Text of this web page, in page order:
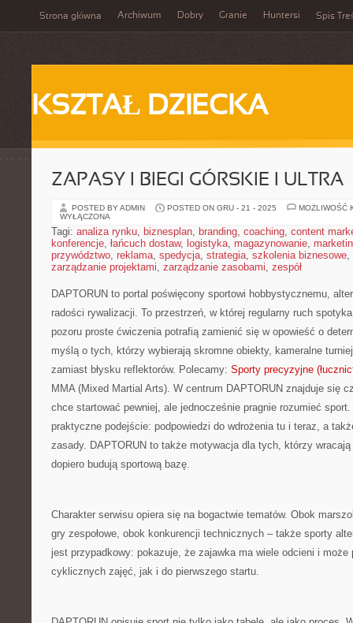
Strona główna Archiwum Dobry Granie Huntersi Spis
KSZTAŁ DZIECKA
ZAPASY I BIEGI GÓRSKIE I ULTRA
POSTED BY ADMIN POSTED ON GRU - 21 - 2025
MOŻLIWOŚĆ
WYŁĄCZONA
Tagi: analiza rynku, biznesplan, branding, coaching, content
konferencje, łańcuch dostaw, logistyka, magazynowanie,
przywództwo, reklama, spedycja, strategia, szkolenia biznesowe,
zarządzanie projektami, zarządzanie zasobami, zespół
DAPTORUN to portal poświęcony sportowi hobbystycznemu,
radości rywalizacji. To przestrzeń, w której regularny ruch
pozoru proste ćwiczenia potrafią zamienić się w opowieść o
myślą o tych, którzy wybierają skromne obiekty, kameralne
zamiast błysku reflektorów. Polecamy: Sporty precyzyjne
MMA (Mixed Martial Arts). W centrum DAPTORUN znajduje się
chce startować pewniej, ale jednocześnie pragnie rozumieć
praktyczne podejście: podpowiedzi do wdrożenia tu i teraz, a
zasady. DAPTORUN to także motywacja dla tych, którzy
dopiero budują sportową bazę.
Charakter serwisu opiera się na bogactwie tematów. Obok
gry zespołowe, obok konkurencji technicznych – także sporty
jest przypadkowy: pokazuje, że zajawka ma wiele odcieni i może
cyklicznych zajęć, jak i do pierwszego startu.